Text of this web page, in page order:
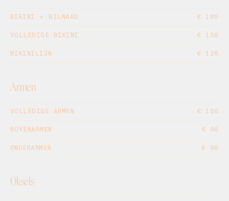
BIKINI + BILNAAD € 180
VOLLEDIGE BIKINI € 150
BIKINILIJN € 120
Armen
VOLLEDIGE ARMEN € 150
BOVENARMEN € 90
ONDERARMEN € 90
Oksels